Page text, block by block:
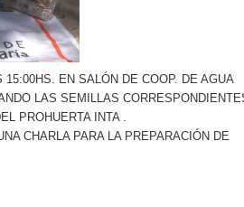
EN SALÓN DE COOP. DE AGUA
LAS SEMILLAS
PROHUERTA INTA .
CHARLA PARA LA PREPARACIÓN DE